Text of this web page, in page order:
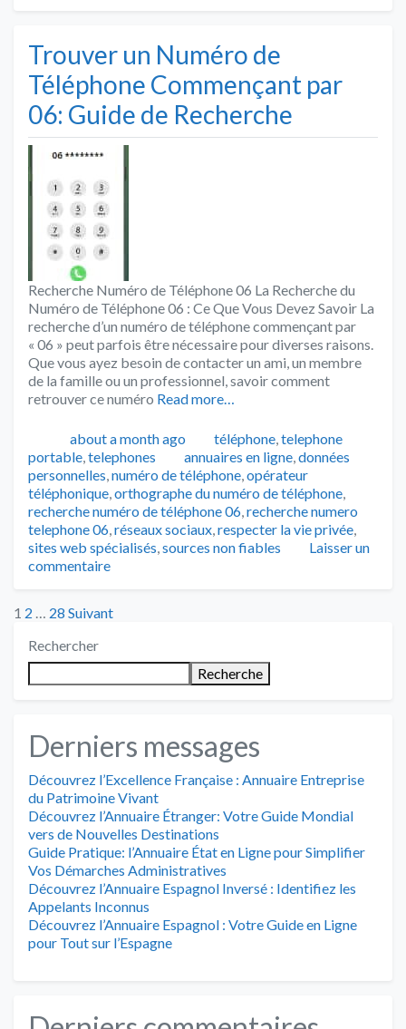
Trouver un Numéro de
Téléphone Commençant par
06: Guide de Recherche
Recherche Numéro de Téléphone 06 La Recherche du
Numéro de Téléphone 06 : Ce Que Vous Devez Savoir La
recherche d’un numéro de téléphone commençant par
« 06 » peut parfois être nécessaire pour diverses raisons.
Que vous ayez besoin de contacter un ami, un membre
de la famille ou un professionnel, savoir comment
retrouver ce numéro Read more…
Publié
about a month ago Catégories
téléphone,telephone
portable,telephones Tags
annuaires en ligne,données
personnelles,numéro de téléphone,opérateur
téléphonique,orthographe du numéro de téléphone,
recherche numéro de téléphone 06,recherche numero
telephone 06,réseaux sociaux,respecter la vie privée,
sites web spécialisés,sources non fiables
Laisser un
commentaire
Posts
pagination
1 2 … 28 Suivant
Rechercher
Recherche
Derniers messages
Découvrez l’Excellence Française : Annuaire Entreprise
du Patrimoine Vivant
Découvrez l’Annuaire Étranger: Votre Guide Mondial
vers de Nouvelles Destinations
Guide Pratique: l’Annuaire État en Ligne pour Simplifier
Vos Démarches Administratives
Découvrez l’Annuaire Espagnol Inversé : Identifiez les
Appelants Inconnus
Découvrez l’Annuaire Espagnol : Votre Guide en Ligne
pour Tout sur l’Espagne